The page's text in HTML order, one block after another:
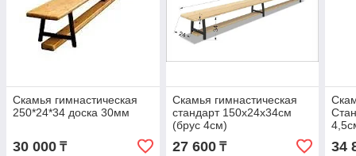
Скамья гимнастическая
250*24*34 доска 30мм
30 000 ₸
Скамья гимнастическая
стандарт 150х24х34см
(брус 4см)
27 600₸ 34